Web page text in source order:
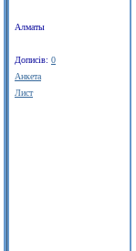
Алматы
Дописів: 0
Анкета
Лист